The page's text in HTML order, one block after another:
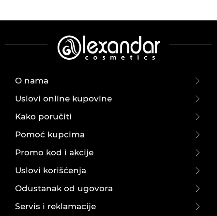
O nama
Uslovi online kupovine
Kako poručiti
Pomoć kupcima
Promo kod i akcije
Uslovi korišćenja
Odustanak od ugovora
Servis i reklamacije